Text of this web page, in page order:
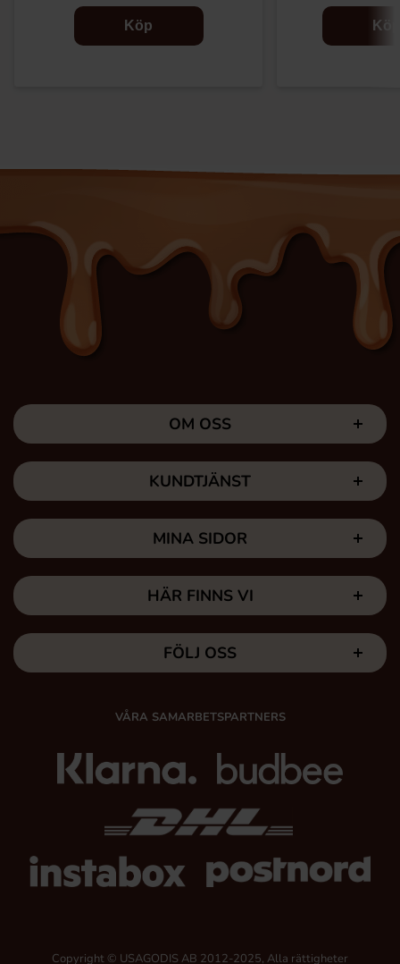
Köp Köp
OM OSS
KUNDTJÄNST
MINA SIDOR
HÄR FINNS VI
FÖLJ OSS
VÅRA SAMARBETSPARTNERS
Copyright © USAGODIS AB 2012-2025, Alla rättigheter